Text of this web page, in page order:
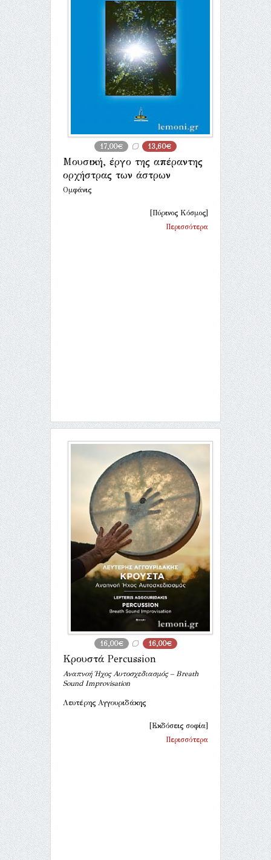
17,00€ 13,60€
Μουσική, έργο της απέραντης
ορχήστρας των άστρων
Ομφάνις
[Πύρινος Κόσμος]
Περισσότερα
16,00€ 16,00€
Κρουστά Percussion
Αναπνοή Ήχος Αυτοσχεδιασμός – Breath
Sound Improvisation
Λευτέρης Αγγουριδάκης
[Εκδόσεις σοφία]
Περισσότερα